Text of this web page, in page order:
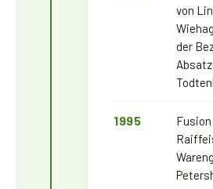
von
der
1995